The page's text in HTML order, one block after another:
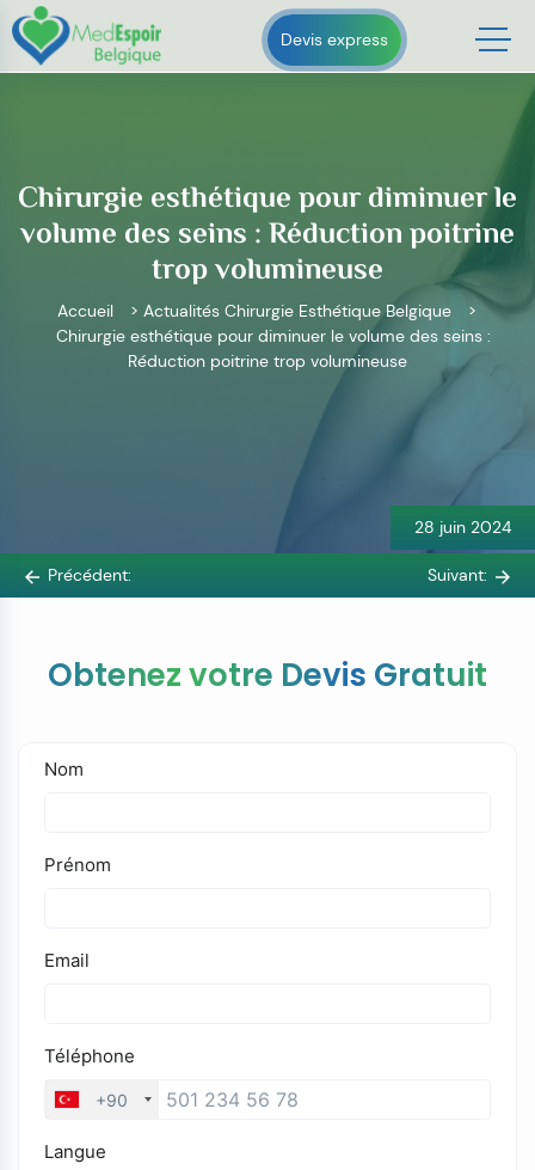
Skip
to
content
Devis express
Chirurgie esthétique pour diminuer le
volume des seins : Réduction poitrine
trop volumineuse
Accueil > Actualités Chirurgie Esthétique Belgique
>
Chirurgie esthétique pour diminuer le volume des seins :
Réduction poitrine trop volumineuse
28 juin 2024
Précédent: Suivant:
Obtenez votre Devis Gratuit